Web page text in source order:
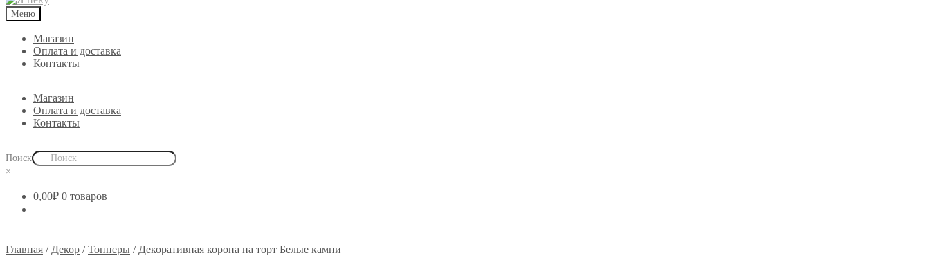
Меню
Магазин
Оплата и доставка
Контакты
Магазин
Оплата и доставка
Контакты
Поиск
×
0,00₽ 0 товаров
Главная / Декор /Топперы / Декоративная корона на торт Белые камни